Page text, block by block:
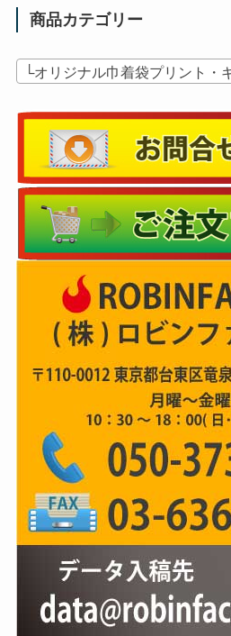
商品カテゴリー
└オリジナル巾着袋プリント・ギフト巾着の名入れ・ラッ